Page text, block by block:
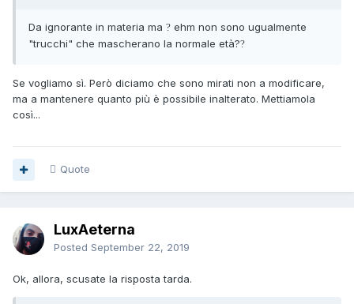
Da ignorante in materia ma ? ehm non sono ugualmente
"trucchi" che mascherano la normale età??
Se vogliamo sì. Però diciamo che sono mirati non a modificare,
ma a mantenere quanto più è possibile inalterato. Mettiamola
così...
Quote
LuxAeterna
Posted September 22, 2019
Ok, allora, scusate la risposta tarda.